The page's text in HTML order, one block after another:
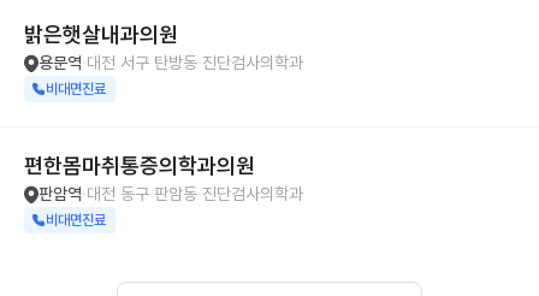
밝은햇살내과의원
용문역 대전 서구 탄방동 진단검사의학과
비대면진료
편한몸마취통증의학과의원
판암역 대전 동구 판암동 진단검사의학과
비대면진료